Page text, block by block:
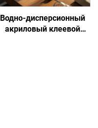
Водно-дисперсионный
акриловый клеевой